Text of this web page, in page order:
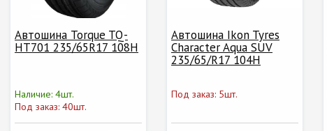
Автошина Torque TQ-
HT701 235/65R17 108H
Наличие: 4шт.
Под заказ: 40шт.
Автошина Ikon Tyres
Character Aqua SUV
235/65/R17 104H
Под заказ: 5шт.